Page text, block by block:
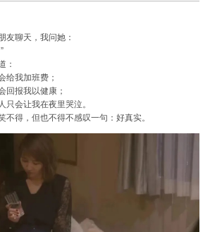
友聊天，我问她：
：
给我加班费；
回报我以健康；
只会让我在夜里哭泣。
不得，但也不得不感叹一句：好真实。